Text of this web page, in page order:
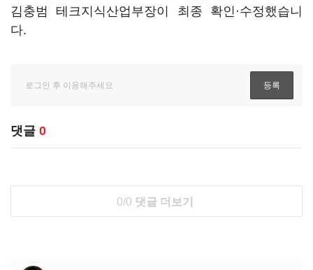
김충범 테크지식산업부장이 최종 확인·수정했습니
다.
댓글 0
0/0 댓글 더보기